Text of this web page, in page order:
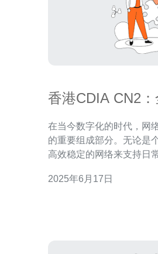
香港CDIA CN2
在当今数字化的时代，网
的重要组成部分。无论是
高效稳定的网络来支持日
CN2提供了一套全方位的
2025年6月17日